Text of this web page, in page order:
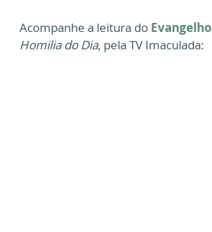
Acompanhe a leitura do Evangelho
Homilia do Dia, pela TV Imaculada: